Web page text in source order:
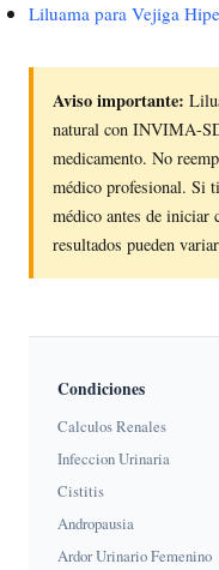
Liluama para Vejiga
Aviso importante:
natural con INVIMA-
medicamento. No
médico profesional. Si
médico antes de iniciar
resultados pueden
Condiciones
Calculos Renales
Infeccion Urinaria
Cistitis
Andropausia
Ardor Urinario Femenino